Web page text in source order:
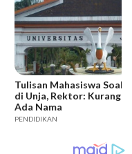
Tulisan Mahasiswa Soal
di Unja, Rektor: Kurang
Ada Nama
PENDIDIKAN